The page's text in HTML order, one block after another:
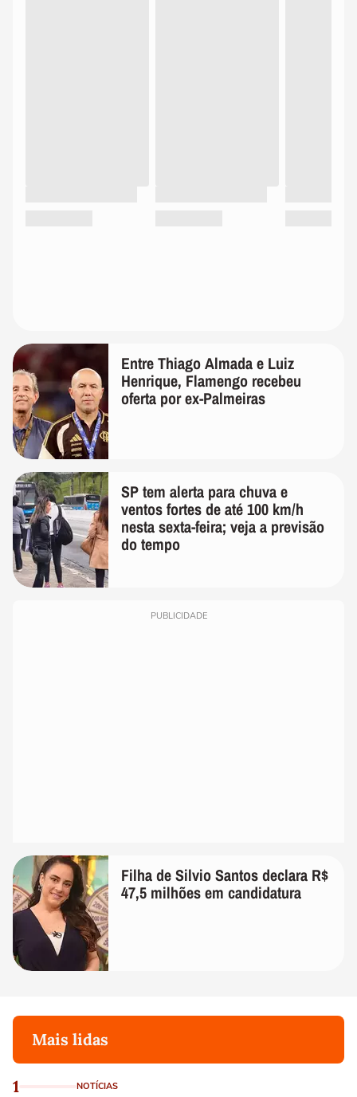
Entre Thiago Almada e Luiz
Henrique, Flamengo recebeu
oferta por ex-Palmeiras
SP tem alerta para chuva e
ventos fortes de até 100 km/h
nesta sexta-feira; veja a previsão
do tempo
PUBLICIDADE
Filha de Silvio Santos declara R$
47,5 milhões em candidatura
Mais lidas
1 NOTÍCIAS